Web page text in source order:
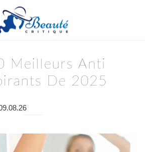
Meilleurs Anti
De 2025